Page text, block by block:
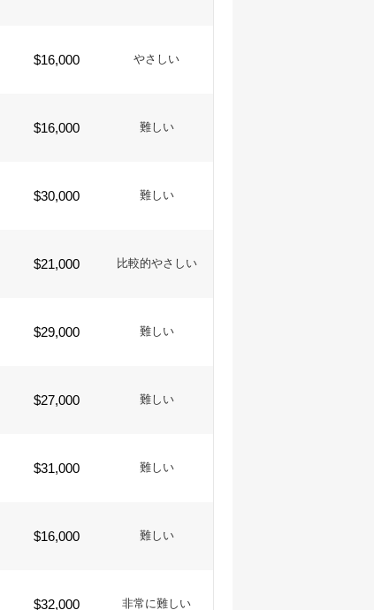
$16,000 やさしい
$16,000 難しい
$30,000 難しい
$21,000 比較的やさしい
$29,000 難しい
$27,000 難しい
$31,000 難しい
$16,000 難しい
$32,000 非常に難しい